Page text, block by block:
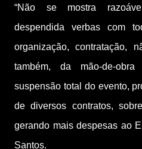
“Não se mostra
despendida verbas com
organização, contratação,
também, da mão-de-
suspensão total do evento,
de diversos contratos,
gerando mais despesas ao
Santos.